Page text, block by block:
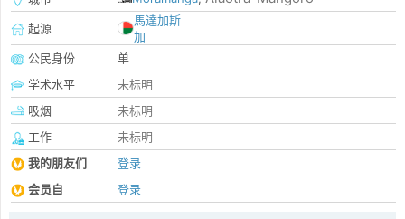
起源
馬達加斯
加
公民身份
单
学术水平
未标明
吸烟
未标明
工作
未标明
我的朋友们
登录
会员自
登录